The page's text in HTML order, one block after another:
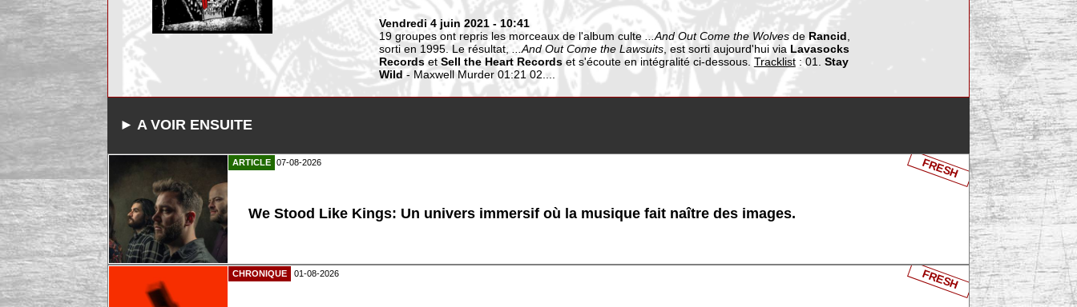
Vendredi 4 juin 2021 - 10:41
19 groupes ont repris les morceaux de l'album culte
...And Out Come the Wolvesde Rancid
sorti en 1995. Le résultat,
...And Out Come the Lawsuits, est sorti aujourd'hui via Lavasocks
Recordset Sell the Heart Recordset s'écoute en intégralité ci-dessous. Tracklist: 01. Stay
Wild - Maxwell Murder 01:21 02....
► A VOIR ENSUITE
ARTICLE 07-08-2026
We Stood Like Kings: Un univers immersif où la musique fait naître des images.
FRESH
CHRONIQUE 01-08-2026 FRESH